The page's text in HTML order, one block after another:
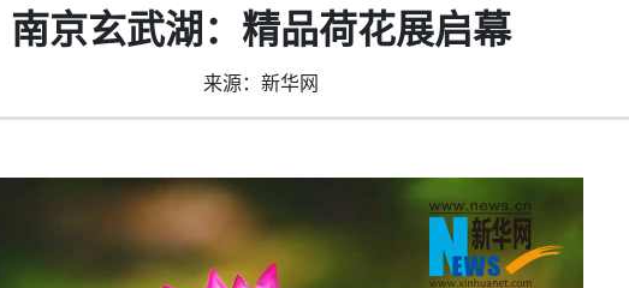
南京玄武湖：精品荷花展启幕
来源：新华网